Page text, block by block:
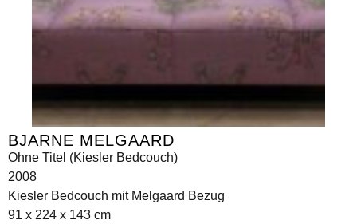
BJARNE MELGAARD
Ohne Titel (Kiesler Bedcouch)
2008
Kiesler Bedcouch mit Melgaard Bezug
91 x 224 x 143 cm